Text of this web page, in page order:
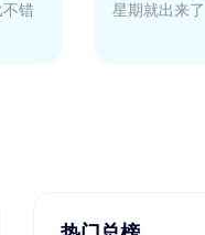
面，性价比不错